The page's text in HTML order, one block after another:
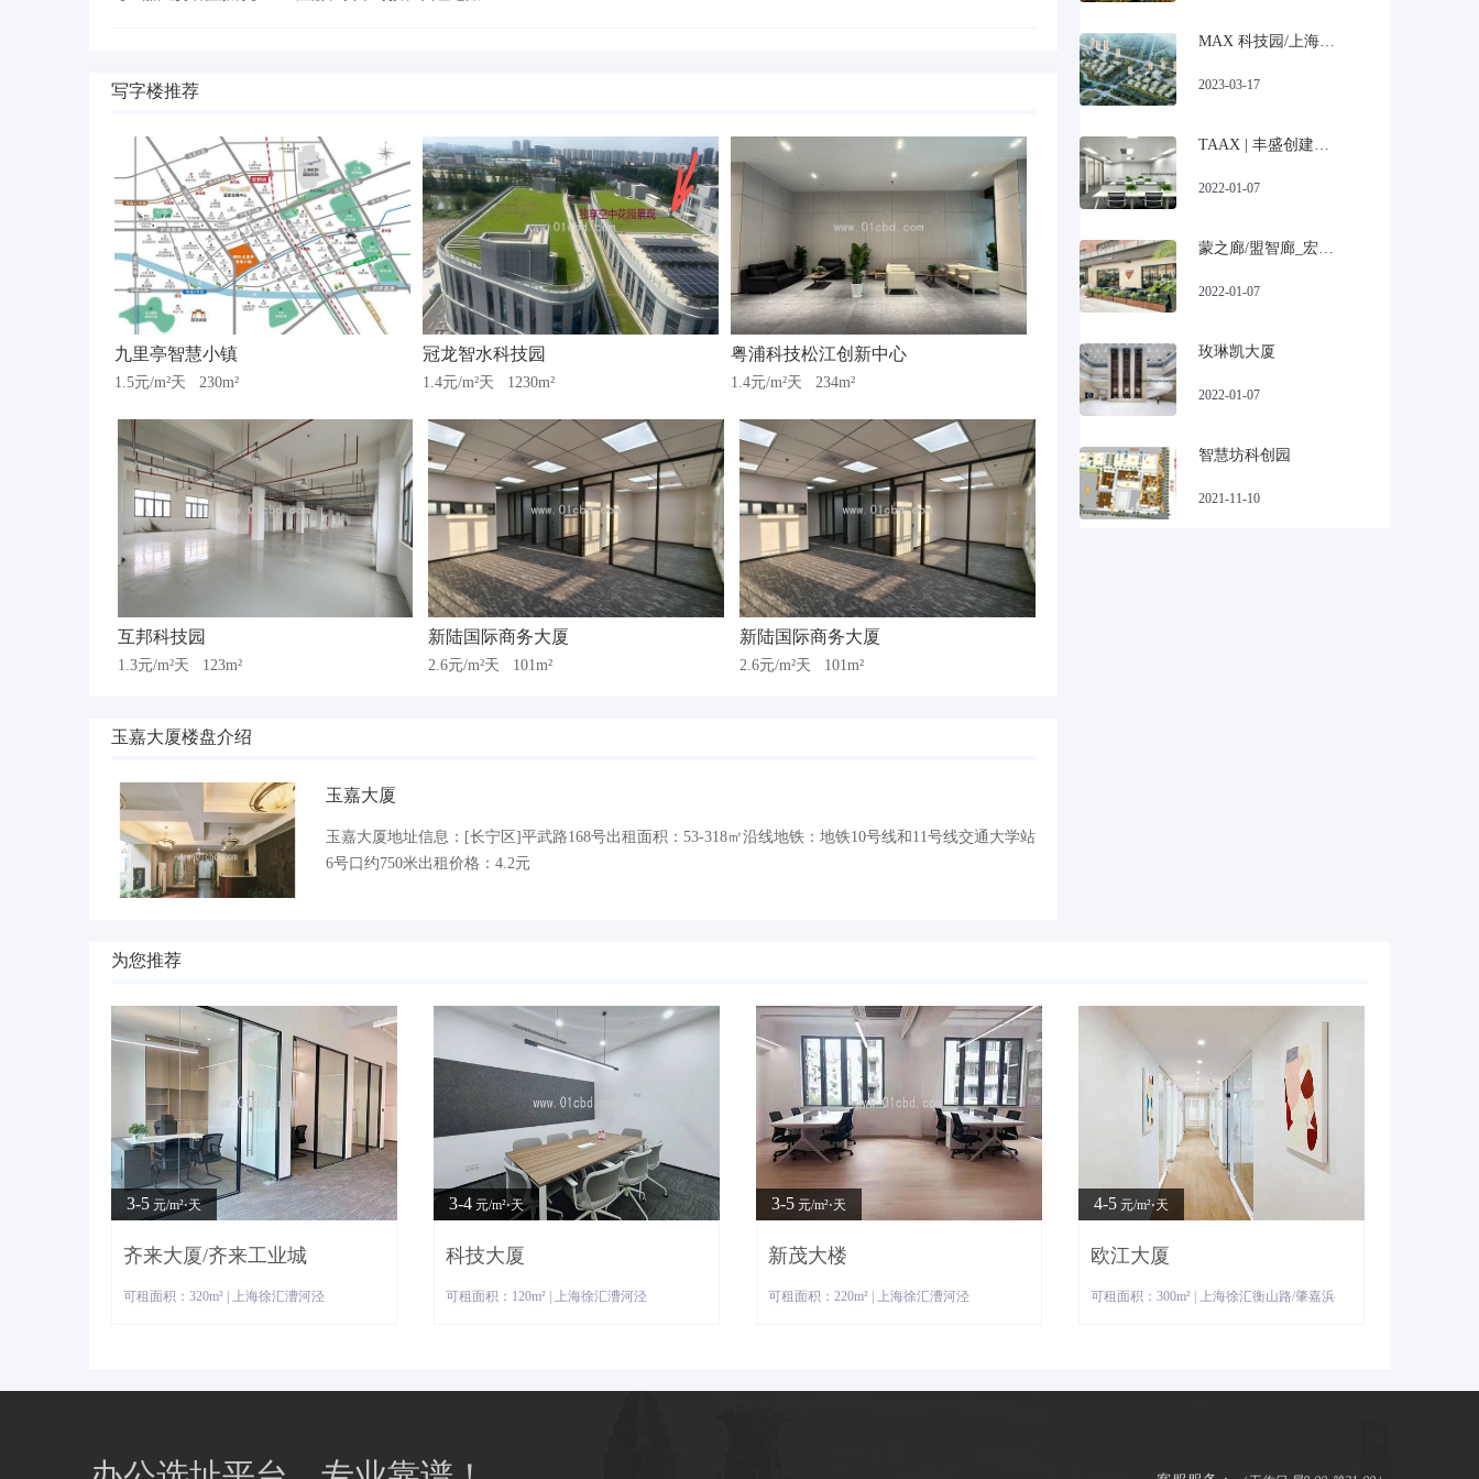
写字楼推荐
九里亭智慧小镇
1.5元/m²天 230m²
冠龙智水科技园
1.4元/m²天 1230m²
粤浦科技松江创新中心
1.4元/m²天 234m²
互邦科技园
1.3元/m²天 123m²
新陆国际商务大厦
2.6元/m²天 101m²
新陆国际商务大厦
2.6元/m²天 101m²
玉嘉大厦楼盘介绍
玉嘉大厦
玉嘉大厦地址信息：[长宁区]平武路168号出租面积：53-318㎡沿线地铁：地铁10号线和11号线交通大学站
6号口约750米出租价格：4.2元
MAX 科技园/上海宝山美兰湖科技园招商
2023-03-17
TAAX | 丰盛创建大厦
2022-01-07
蒙之廊/盟智廊_宏慧盟慧园
2022-01-07
玫琳凯大厦
2022-01-07
智慧坊科创园
2021-11-10
为您推荐
3-5 元/m²⋅天
齐来大厦/齐来工业城
可租面积：320m² | 上海徐汇漕河泾
3-4 元/m²⋅天
科技大厦
可租面积：120m² | 上海徐汇漕河泾
3-5 元/m²⋅天
新茂大楼
可租面积：220m² | 上海徐汇漕河泾
4-5 元/m²⋅天
欧江大厦
可租面积：300m² | 上海徐汇衡山路/肇嘉浜